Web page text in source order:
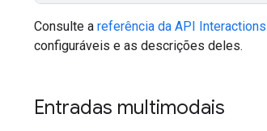
Consulte a referência da API Interactions
configuráveis e as descrições deles.
Entradas multimodais